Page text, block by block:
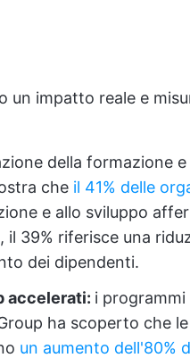
un impatto reale e
della formazione
che il 41% delle
e allo sviluppo
39% riferisce una
dei dipendenti.
accelerati: i
ha scoperto che
un aumento dell'80%